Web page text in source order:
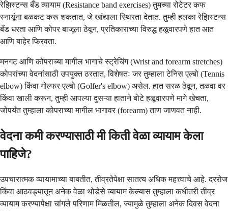
रेझिस्टन्स बँड व्यायाम (Resistance band exercises) तुमच्या रोटेटर कफ
स्नायूंना बळकट करू शकतात, जे खांद्याला स्थिरता देतात. तुम्ही हलका रेझिस्टन्स
बँड धरता आणि कोपर बाजूला ठेवून, प्रतिकाराच्या विरुद्ध हळूवारपणे हात आत
आणि बाहेर फिरवता.
मनगट आणि कोपराच्या मागील भागाचे स्ट्रेचिंग (Wrist and forearm stretches)
कोपरांच्या वेदनांसाठी उपयुक्त ठरतात, विशेषतः जर तुम्हाला टेनिस एल्बो (Tennis
elbow) किंवा गोल्फर एल्बो (Golfer's elbow) असेल. हात सरळ ठेवून, तळवा वर
किंवा खाली करून, तुम्ही आपल्या दुसऱ्या हाताने बोटे हळूवारपणे मागे खेचता,
जोपर्यंत तुम्हाला कोपराच्या मागील भागावर (forearm) ताण जाणवत नाही.
वेदना कमी करण्यासाठी मी किती वेळा व्यायाम केला
पाहिजे?
उपचारात्मक व्यायामाच्या बाबतीत, तीव्रतेपेक्षा सातत्य अधिक महत्त्वाचे आहे. दररोज
किंवा आठवड्यातून अनेक वेळा थोडेसे व्यायाम केल्यास तुम्हाला कधीतरी तीव्र
व्यायाम करण्यापेक्षा चांगले परिणाम मिळतील, ज्यामुळे तुम्हाला अनेक दिवस वेदना